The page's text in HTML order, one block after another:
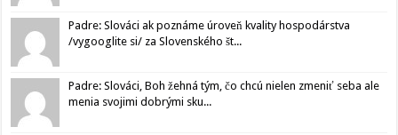
Padre: Slováci ak poznáme úroveň kvality hospodárstva
/vygooglite si/ za Slovenského št...
Padre: Slováci, Boh žehná tým, čo chcú nielen zmeniť seba ale
menia svojimi dobrými sku...